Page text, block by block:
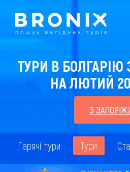
ТУРИ В
НА ЛЮТИЙ
З
Гарячі тури Тури